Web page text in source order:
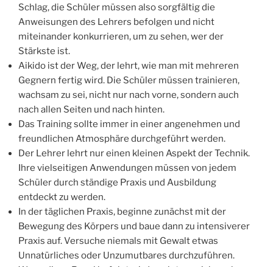
Schlag, die Schüler müssen also sorgfältig die
Anweisungen des Lehrers befolgen und nicht
miteinander konkurrieren, um zu sehen, wer der
Stärkste ist.
Aikido ist der Weg, der lehrt, wie man mit mehreren
Gegnern fertig wird. Die Schüler müssen trainieren,
wachsam zu sei, nicht nur nach vorne, sondern auch
nach allen Seiten und nach hinten.
Das Training sollte immer in einer angenehmen und
freundlichen Atmosphäre durchgeführt werden.
Der Lehrer lehrt nur einen kleinen Aspekt der Technik.
Ihre vielseitigen Anwendungen müssen von jedem
Schüler durch ständige Praxis und Ausbildung
entdeckt zu werden.
In der täglichen Praxis, beginne zunächst mit der
Bewegung des Körpers und baue dann zu intensiverer
Praxis auf. Versuche niemals mit Gewalt etwas
Unnatürliches oder Unzumutbares durchzuführen.